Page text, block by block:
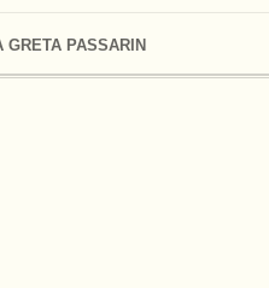
GRETA PASSARIN